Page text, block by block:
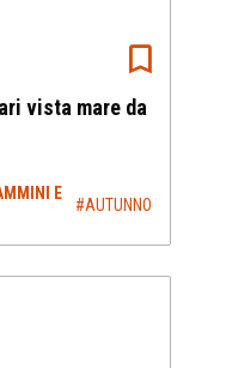
vista mare da
E
#AUTUNNO